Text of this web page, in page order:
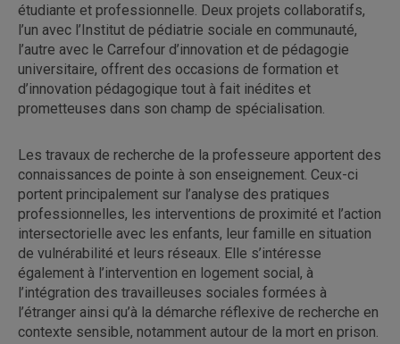
étudiante et professionnelle. Deux projets collaboratifs,
l’un avec l’Institut de pédiatrie sociale en communauté,
l’autre avec le Carrefour d’innovation et de pédagogie
universitaire, offrent des occasions de formation et
d’innovation pédagogique tout à fait inédites et
prometteuses dans son champ de spécialisation.
Les travaux de recherche de la professeure apportent des
connaissances de pointe à son enseignement. Ceux-ci
portent principalement sur l’analyse des pratiques
professionnelles, les interventions de proximité et l’action
intersectorielle avec les enfants, leur famille en situation
de vulnérabilité et leurs réseaux. Elle s’intéresse
également à l’intervention en logement social, à
l’intégration des travailleuses sociales formées à
l’étranger ainsi qu’à la démarche réflexive de recherche en
contexte sensible, notamment autour de la mort en prison.